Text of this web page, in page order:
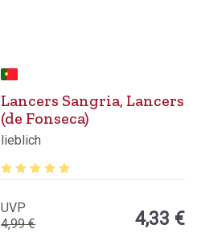
Lancers Sangria, Lancers
(de Fonseca)
lieblich
UVP
4,99 €
4,33 €